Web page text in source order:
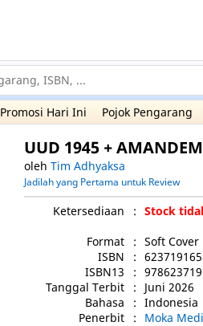
Promosi Hari Ini Pojok Pengarang
UUD 1945 +
oleh Tim Adhyaksa
Jadilah yang Pertama untuk Review
Ketersediaan : Stock
Format
: Soft Cover
ISBN
:
ISBN13
:
Tanggal Terbit
:
Juni 2026
Bahasa
: Indonesia
Penerbit
: Moka